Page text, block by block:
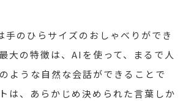
手のひらサイズのおしゃべりができ
大の特徴は、AIを使って、まるで人
ような自然な会話ができることで
は、あらかじめ決められた言葉しか